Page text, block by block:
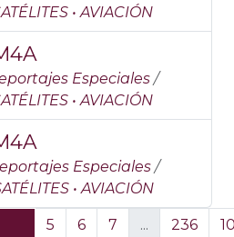
• AVIACIÓN
Especiales /
• AVIACIÓN
Especiales /
• AVIACIÓN
5 6 7 ... 236